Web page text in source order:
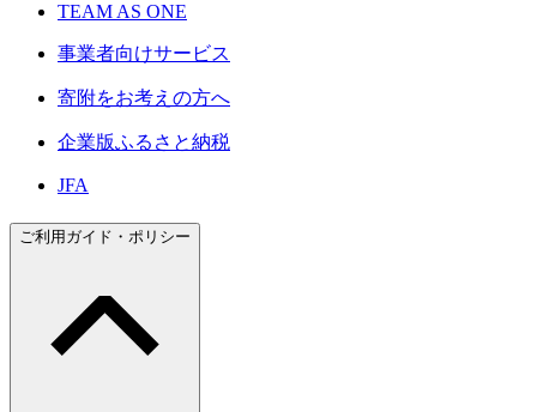
TEAM AS ONE
事業者向けサービス
寄附をお考えの方へ
企業版ふるさと納税
JFA
ご利用ガイド・ポリシー